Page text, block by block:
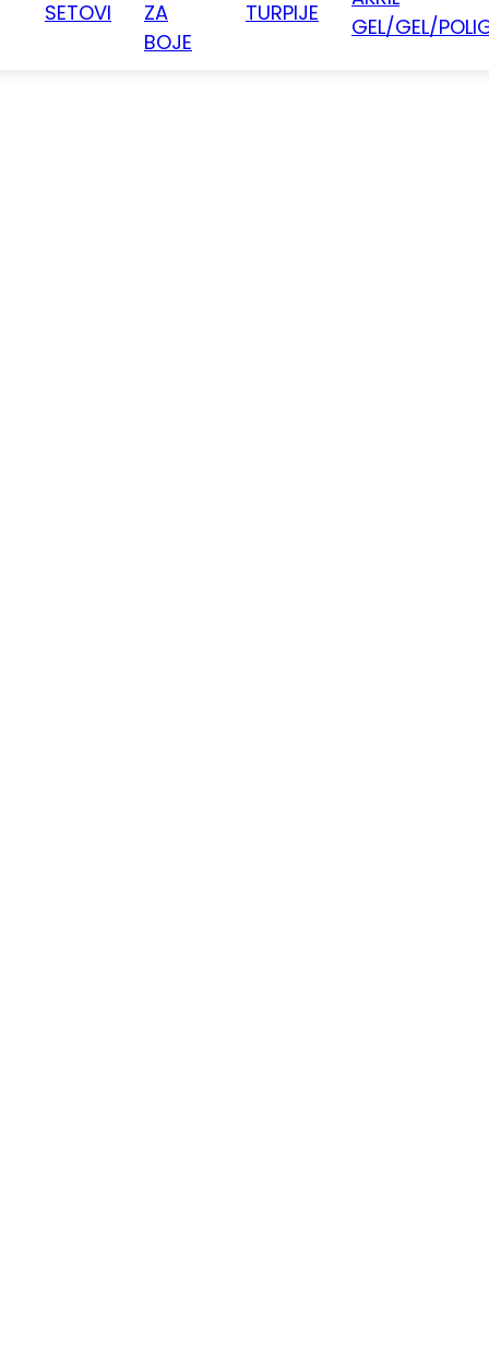
SETOVI
ZA
BOJE
TURPIJE
GEL/GEL/